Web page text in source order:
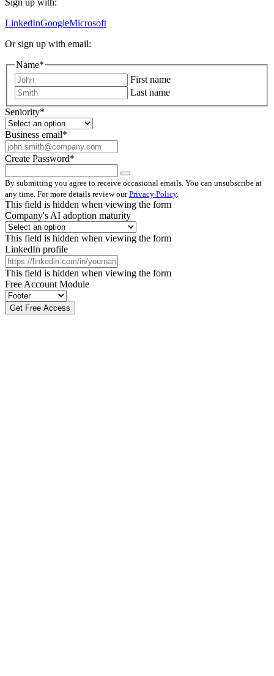
LinkedInGoogleMicrosoft
Or sign up with email:
Name*
First name
Last name
Seniority*
Business email*
Create Password*
By submitting you agree to receive occasional emails. You can unsubscribe at
any time. For more details review ourPrivacy Policy.
This field is hidden when viewing the form
Company's AI adoption maturity
This field is hidden when viewing the form
LinkedIn profile
This field is hidden when viewing the form
Free Account Module